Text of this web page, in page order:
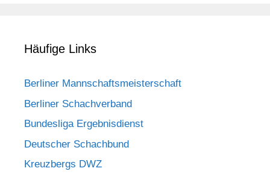
Häufige Links
Berliner Mannschaftsmeisterschaft
Berliner Schachverband
Bundesliga Ergebnisdienst
Deutscher Schachbund
Kreuzbergs DWZ